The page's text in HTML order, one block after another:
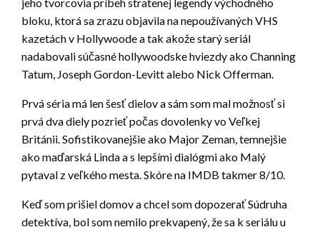
jeho tvorcovia príbeh stratenej legendy východného
bloku, ktorá sa zrazu objavila na nepoužívaných VHS
kazetách v Hollywoode a tak akože starý seriál
nadabovali súčasné hollywoodske hviezdy ako Channing
Tatum, Joseph Gordon-Levitt alebo Nick Offerman.
Prvá séria má len šesť dielov a sám som mal možnosť si
prvá dva diely pozrieť počas dovolenky vo Veľkej
Británii. Sofistikovanejšie ako Major Zeman, temnejšie
ako maďarská Linda a s lepšími dialógmi ako Malý
pytaval z veľkého mesta. Skóre na IMDB takmer 8/10.
Keď som prišiel domov a chcel som dopozerať Súdruha
detektíva, bol som nemilo prekvapený, že sa k seriálu u